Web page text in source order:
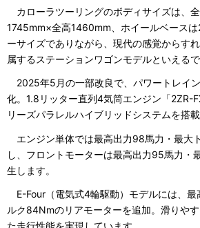
カローラツーリングのボディサイズは、
1745mm×全高1460mm、ホイールベース
ーサイズでありながら、現代の感覚からす
属するステーションワゴンモデルといえるで
2025年5月の一部改良で、パワートレイ
化。1.8リッター直列4気筒エンジン「2ZR-
リーズパラレルハイブリッドシステムを搭載
エンジン単体では最高出力98馬力・最大
し、フロントモーターは最高出力95馬力・
生します。
E-Four（電気式4輪駆動）モデルには、最
ルク84Nmのリアモーターを追加。滑りや
た走行性能を実現しています。